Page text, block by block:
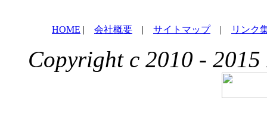
HOME | 会社概要 | サイトマップ| リンク
Copyright c 2010 - 2015